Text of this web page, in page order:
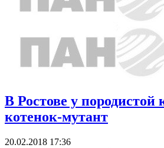
В Ростове у
котенок-мутант
20.02.2018 17:36